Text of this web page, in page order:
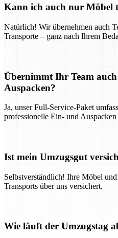
Kann ich auch nur Möbel
Natürlich! Wir übernehmen auch
Transporte – ganz nach Ihrem
Übernimmt Ihr Team
Auspacken?
Ja, unser Full-Service-Paket
professionelle Ein- und
Ist mein Umzugsgut
Selbstverständlich! Ihre Möbel
Transports über uns versichert.
Wie läuft der Umzugstag